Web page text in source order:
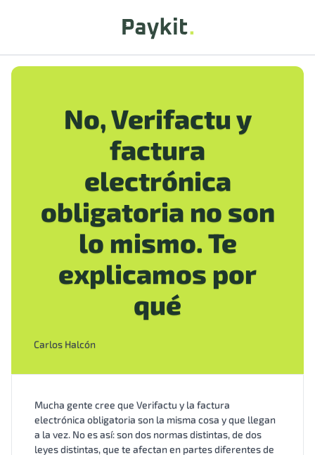
No, Verifactu y
factura
electrónica
obligatoria no son
lo mismo. Te
explicamos por
qué
Carlos Halcón
Mucha gente cree que Verifactu y la factura
electrónica obligatoria son la misma cosa y que llegan
a la vez. No es así: son dos normas distintas, de dos
leyes distintas, que te afectan en partes diferentes de